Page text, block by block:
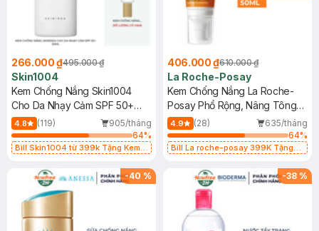
266.000 ₫495.000 ₫
Skin1004
Kem Chống Nắng Skin1004
Cho Da Nhạy Cảm SPF 50+
50ml
4.8 (119)
905/tháng
64%
Bill Skin1004 từ 399k Tặng Kem
SPF 50+ 20ml (SL Có Hạn)
406.000 ₫610.000 ₫
La Roche-Posay
Kem Chống Nắng La Roche-
Posay Phổ Rộng, Nâng Tông
Kiềm Dầu 50ml
4.9 (28)
635/tháng
64%
Bill La roche-posay 399K Tặng
(SL có hạn)
-40 % -38 %